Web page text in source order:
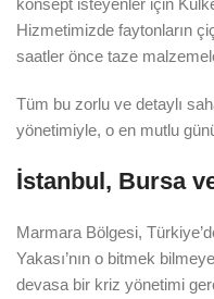
Hizmetimizde faytonların
saatler önce taze
Tüm bu zorlu ve detaylı
yönetimiyle, o en mutlu
İstanbul, Bursa
Marmara Bölgesi,
Yakası’nın o bitmek
devasa bir kriz yönetimi